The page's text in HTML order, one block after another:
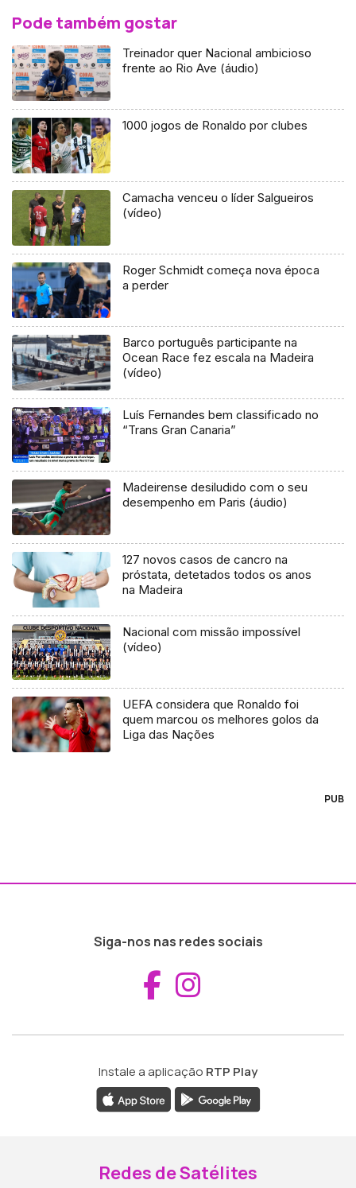
Pode também gostar
Treinador quer Nacional ambicioso
frente ao Rio Ave (áudio)
1000 jogos de Ronaldo por clubes
Camacha venceu o líder Salgueiros
(vídeo)
Roger Schmidt começa nova época
a perder
Barco português participante na
Ocean Race fez escala na Madeira
(vídeo)
Luís Fernandes bem classificado no
“Trans Gran Canaria”
Madeirense desiludido com o seu
desempenho em Paris (áudio)
127 novos casos de cancro na
próstata, detetados todos os anos
na Madeira
Nacional com missão impossível
(vídeo)
UEFA considera que Ronaldo foi
quem marcou os melhores golos da
Liga das Nações
PUB
Siga-nos nas redes sociais
Aceder ao
Instale a aplicação RTP Play
Redes de Satélites